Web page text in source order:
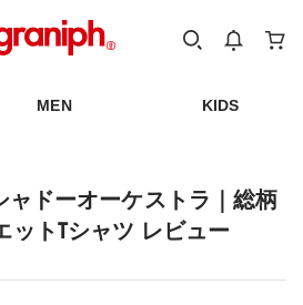
MEN KIDS
ャドーオーケストラ｜総柄
ットTシャツ レビュー